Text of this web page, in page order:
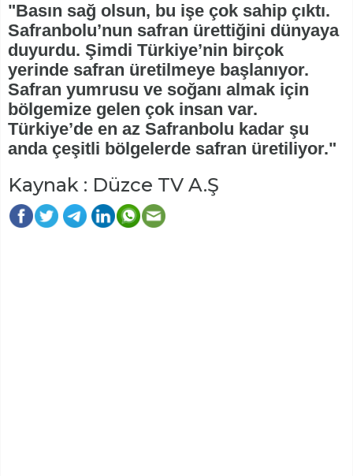
"Basın sağ olsun, bu işe çok sahip çıktı.
Safranbolu’nun safran ürettiğini dünyaya
duyurdu. Şimdi Türkiye’nin birçok
yerinde safran üretilmeye başlanıyor.
Safran yumrusu ve soğanı almak için
bölgemize gelen çok insan var.
Türkiye’de en az Safranbolu kadar şu
anda çeşitli bölgelerde safran üretiliyor."
Kaynak : Düzce TV A.Ş